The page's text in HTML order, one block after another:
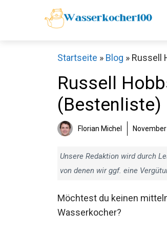
Startseite » Blog » Russell
Russell
(Bestenliste)
Florian Michel
Unsere Redaktion wird durch
von denen wir ggf. eine
Möchtest du keinen
Wasserkocher?